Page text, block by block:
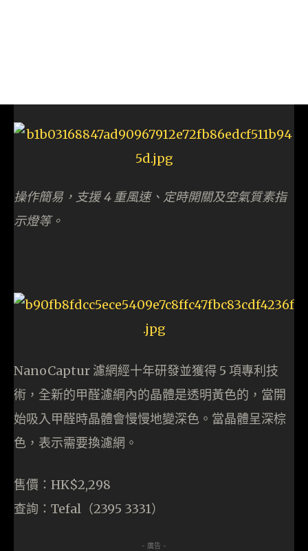
操作簡易，支援 4 重風速、定時開關及空氣質素指
示燈等。
NanoCaptur 濾網經十年研發並獲得 5 項專利技
術，全新的甲醛濾網內的晶體是透明黃色的，當開
始吸入甲醛時晶體會慢慢地變深色。當晶體呈深棕
色，表示需要換濾網。
售價：HK$2,298
查詢：Tefal（2395 3331）
- 廣告 -